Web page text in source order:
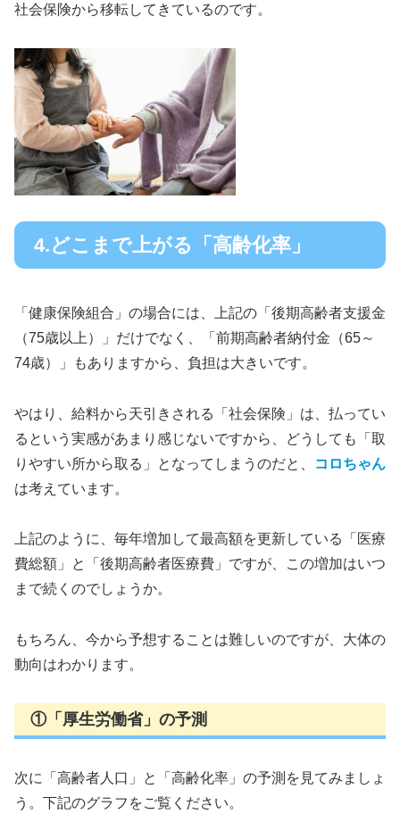
社会保険から移転してきているのです。
4.どこまで上がる「高齢化率」
「健康保険組合」の場合には、上記の「後期高齢者支援金
（75歳以上）」だけでなく、「前期高齢者納付金（65～
74歳）」もありますから、負担は大きいです。
やはり、給料から天引きされる「社会保険」は、払ってい
るという実感があまり感じないですから、どうしても「取
りやすい所から取る」となってしまうのだと、
コロちゃん
は考えています。
上記のように、毎年増加して最高額を更新している「医療
費総額」と「後期高齢者医療費」ですが、この増加はいつ
まで続くのでしょうか。
もちろん、今から予想することは難しいのですが、大体の
動向はわかります。
①「厚生労働省」の予測
次に「高齢者人口」と「高齢化率」の予測を見てみましょ
う。下記のグラフをご覧ください。